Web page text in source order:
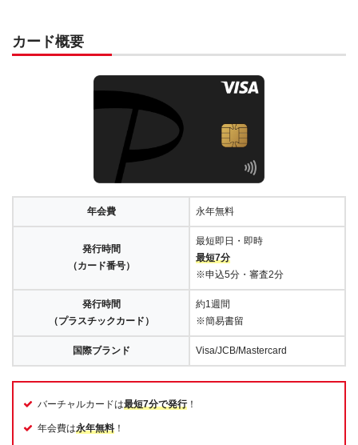
カード概要
年会費 永年無料
発行時間
（カード番号）
最短即日・即時
最短7分
※申込5分・審査2分
発行時間
（プラスチックカード）
約1週間
※簡易書留
国際ブランド Visa/JCB/Mastercard
バーチャルカードは最短7分で発行！
年会費は永年無料 ！